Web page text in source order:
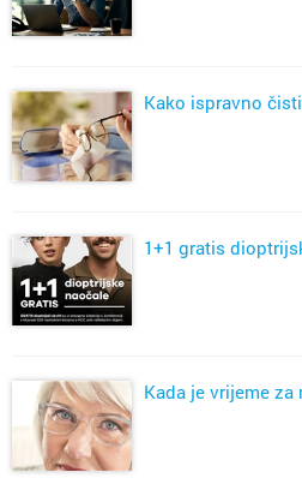
Kako ispravno
1+1 gratis
Kada je vrijeme za